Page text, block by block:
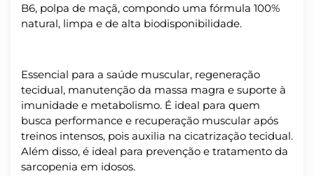
B6, polpa de maçã, compondo uma fórmula 100%
natural, limpa e de alta biodisponibilidade.
Essencial para a saúde muscular, regeneração
tecidual, manutenção da massa magra e suporte à
imunidade e metabolismo. É ideal para quem
busca performance e recuperação muscular após
treinos intensos, pois auxilia na cicatrização tecidual.
Além disso, é ideal para prevenção e tratamento da
sarcopenia em idosos.